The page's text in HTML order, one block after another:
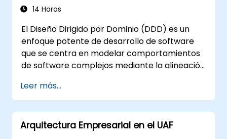
14 Horas
El Diseño Dirigido por Dominio (DDD) es un
enfoque potente de desarrollo de software
que se centra en modelar comportamientos
de software complejos mediante la alineación
conceptos fundamentales del negocio. Este
curso explora cómo el DDD ayuda a los
equipos a gestionar la complejidad y reducir
riesgos a través de patrones estratégicos y
Leer más...
Arquitectura Empresarial en el UAF